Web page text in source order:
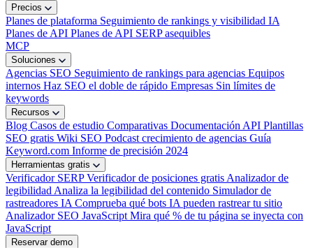
Precios
Planes de plataforma Seguimiento de rankings y visibilidad IA
Planes de API Planes de API SERP asequibles
MCP
Soluciones
Agencias SEO Seguimiento de rankings para agencias Equipos
internos Haz SEO el doble de rápido Empresas Sin límites de
keywords
Recursos
Blog Casos de estudio Comparativas Documentación API Plantillas
SEO gratis Wiki SEO Podcast crecimiento de agencias Guía
Keyword.com Informe de precisión 2024
Herramientas gratis
Verificador SERPVerificador de posiciones gratis Analizador de
legibilidad Analiza la legibilidad del contenido Simulador de
rastreadores IA Comprueba qué bots IA pueden rastrear tu sitio
Analizador SEO JavaScript Mira qué % de tu página se inyecta con
JavaScript
Reservar demo